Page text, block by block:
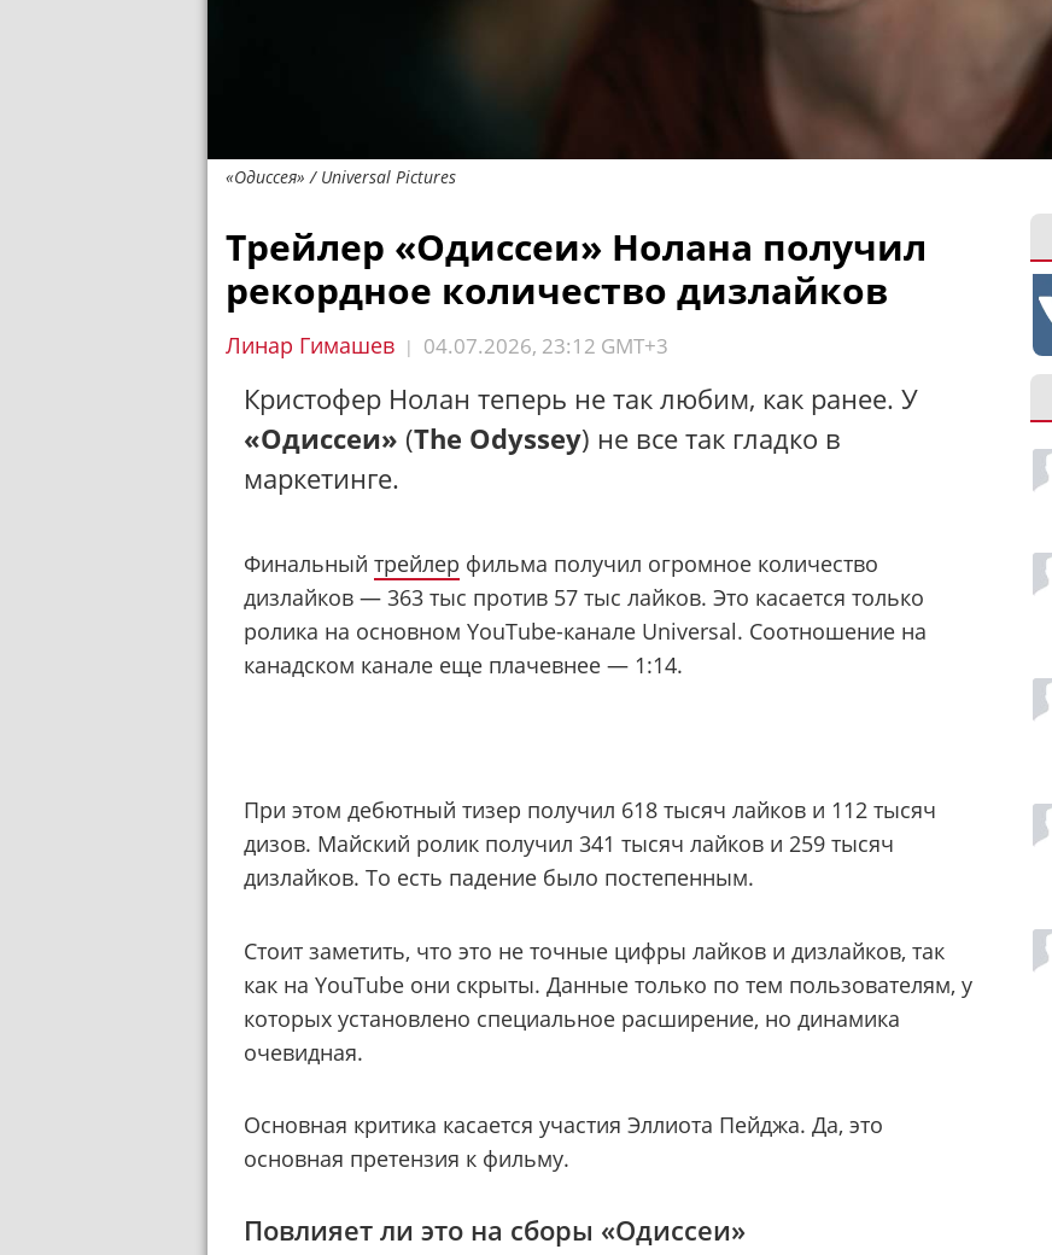
«Одиссея» / Universal Pictures
Трейлер «Одиссеи» Нолана получил
рекордное количество дизлайков
Линар Гимашев | 04.07.2026, 23:12 GMT+3
Кристофер Нолан теперь не так любим, как ранее. У
«Одиссеи» (The Odyssey) не все так гладко в
маркетинге.
Финальный трейлер фильма получил огромное количество
дизлайков — 363 тыс против 57 тыс лайков. Это касается только
ролика на основном YouTube-канале Universal. Соотношение на
канадском канале еще плачевнее — 1:14.
При этом дебютный тизер получил 618 тысяч лайков и 112 тысяч
дизов. Майский ролик получил 341 тысяч лайков и 259 тысяч
дизлайков. То есть падение было постепенным.
Стоит заметить, что это не точные цифры лайков и дизлайков, так
как на YouTube они скрыты. Данные только по тем пользователям, у
которых установлено специальное расширение, но динамика
очевидная.
Основная критика касается участия Эллиота Пейджа. Да, это
основная претензия к фильму.
Повлияет ли это на сборы «Одиссеи»